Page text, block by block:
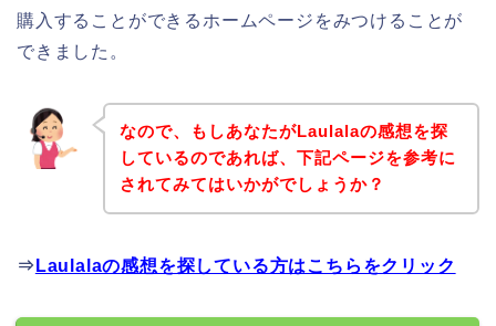
購入することができるホームページをみつけることが
できました。
なので、もしあなたがLaulalaの感想を探
しているのであれば、下記ページを参考に
されてみてはいかがでしょうか？
⇒ Laulalaの感想を探している方はこちらをクリック